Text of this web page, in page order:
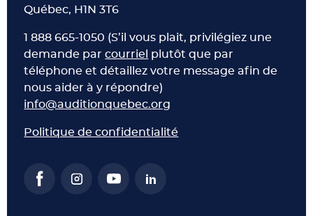
Québec, H1N 3T6
1 888 665-1050 (S’il vous plait, privilégiez une
demande parcourriel plutôt que par
téléphone et détaillez votre message afin de
nous aider à y répondre)
info@auditionquebec.org
Politique de confidentialité